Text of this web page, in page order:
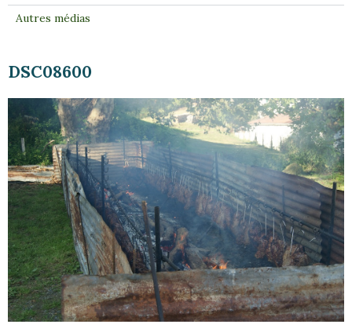
DSC08600
Autres médias